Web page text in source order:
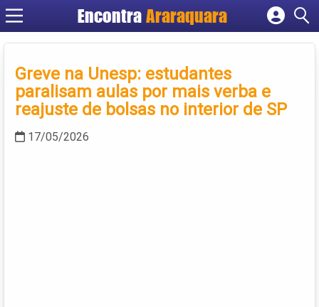
EncontraAraraquara
Cadastrar empresa
Criar conta
Greve na Unesp: estudantes
paralisam aulas por mais verba e
reajuste de bolsas no interior de SP
17/05/2026